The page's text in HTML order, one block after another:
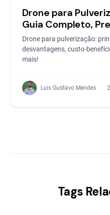
Drone para
Guia Completo,
Drone para pulverização:
desvantagens, custo-
mais!
Luis Gustavo Mendes
Tags